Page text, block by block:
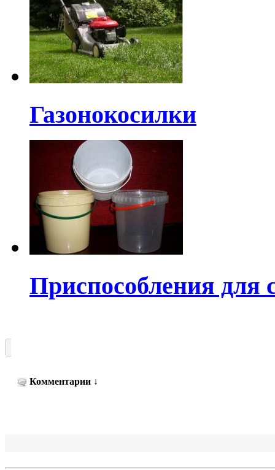
Газонокосилки
Приспособления для
Комментарии ↓